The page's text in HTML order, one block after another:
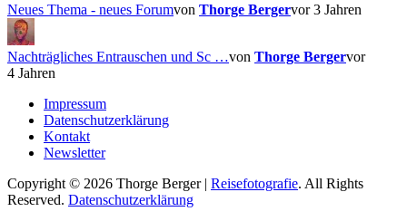
Neues Thema - neues Forumvon Thorge Bergervor 3 Jahren
Nachträgliches Entrauschen und Sc …von Thorge Bergervor
4 Jahren
Impressum
Datenschutzerklärung
Kontakt
Newsletter
Copyright © 2026 Thorge Berger | Reisefotografie. All Rights
Reserved. Datenschutzerklärung